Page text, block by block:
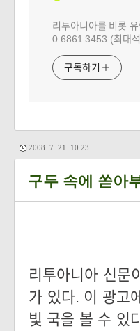
리투아니아를 비롯
0 6861 3453 (최대
구독하기
2008. 7. 21. 10:23
구두 속에 쏟아
리투아니아 신문
가 있다. 이 광고
빛 국을 볼 수 있